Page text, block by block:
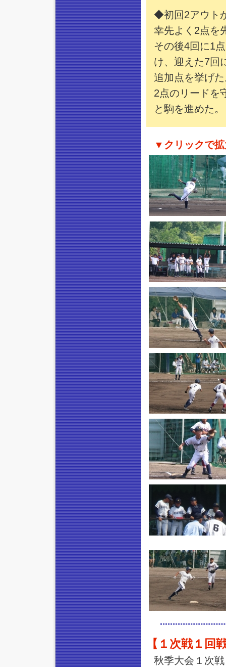
◆初回2アウト
幸先よく2点を
その後4回に1
け、迎えた7回
追加点を挙げ
2点のリードを
と駒を進めた。
▼クリックで
【１次戦１回
秋季大会１次